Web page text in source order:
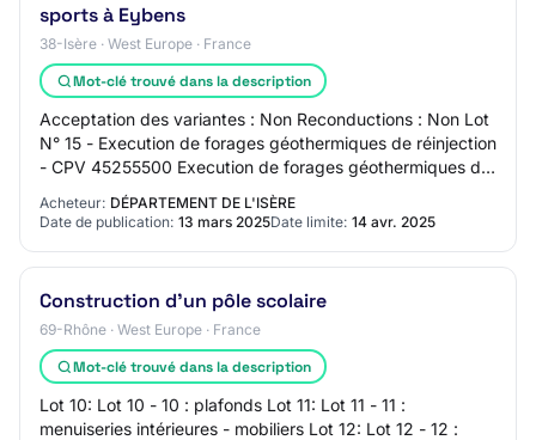
sports à Eybens
38-Isère · West Europe · France
Mot-clé trouvé dans la description
Acceptation des variantes : Non Reconductions : Non Lot
N° 15 - Execution de forages géothermiques de réinjection
- CPV 45255500 Execution de forages géothermiques de
réinjection Coût estimé hors TVA…
Acheteur: DÉPARTEMENT DE L'ISÈRE
Date de publication: 13 mars 2025Date limite: 14 avr. 2025
Construction d'un pôle scolaire
69-Rhône · West Europe · France
Mot-clé trouvé dans la description
Lot 10: Lot 10 - 10 : plafonds Lot 11: Lot 11 - 11 :
menuiseries intérieures - mobiliers Lot 12: Lot 12 - 12 :